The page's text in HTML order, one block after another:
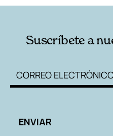
Suscríbete a